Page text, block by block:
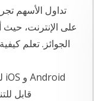
تداول الأسهم
على الإنترنت،
الجوائز. تعلم
قابل